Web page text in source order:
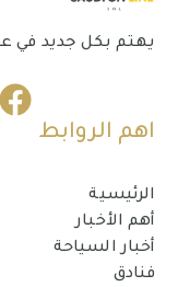
يهتم بكل جديد في
اهم الروابط
الرئيسية
أهم الأخبار
أخبار السياحة
فنادق